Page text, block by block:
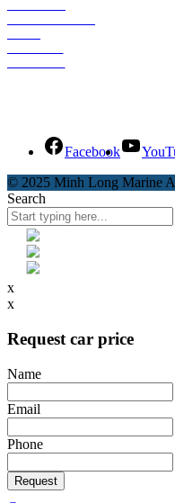
Facebook
© 2025 Minh Long Marine
Search
x
x
Request car price
Name
Email
Phone
Request